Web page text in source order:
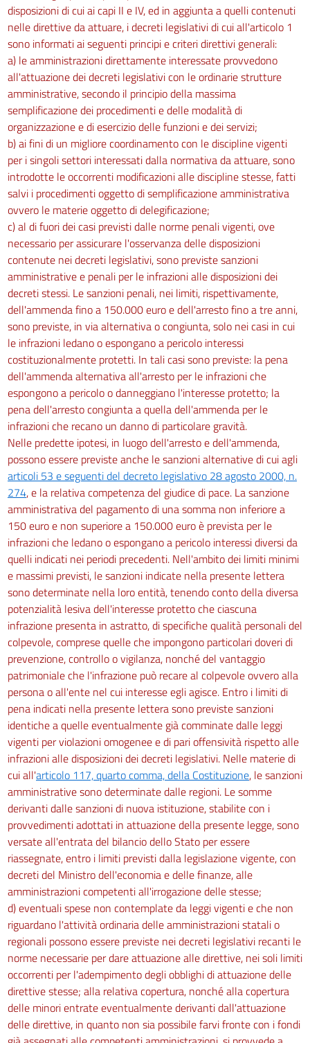
disposizioni di cui ai capi II e IV, ed in aggiunta a quelli contenuti
nelle direttive da attuare, i decreti legislativi di cui all'articolo 1
sono informati ai seguenti principi e criteri direttivi generali:
a) le amministrazioni direttamente interessate provvedono
all'attuazione dei decreti legislativi con le ordinarie strutture
amministrative, secondo il principio della massima
semplificazione dei procedimenti e delle modalità di
organizzazione e di esercizio delle funzioni e dei servizi;
b) ai fini di un migliore coordinamento con le discipline vigenti
per i singoli settori interessati dalla normativa da attuare, sono
introdotte le occorrenti modificazioni alle discipline stesse, fatti
salvi i procedimenti oggetto di semplificazione amministrativa
ovvero le materie oggetto di delegificazione;
c) al di fuori dei casi previsti dalle norme penali vigenti, ove
necessario per assicurare l'osservanza delle disposizioni
contenute nei decreti legislativi, sono previste sanzioni
amministrative e penali per le infrazioni alle disposizioni dei
decreti stessi. Le sanzioni penali, nei limiti, rispettivamente,
dell'ammenda fino a 150.000 euro e dell'arresto fino a tre anni,
sono previste, in via alternativa o congiunta, solo nei casi in cui
le infrazioni ledano o espongano a pericolo interessi
costituzionalmente protetti. In tali casi sono previste: la pena
dell'ammenda alternativa all'arresto per le infrazioni che
espongono a pericolo o danneggiano l'interesse protetto; la
pena dell'arresto congiunta a quella dell'ammenda per le
infrazioni che recano un danno di particolare gravità.
Nelle predette ipotesi, in luogo dell'arresto e dell'ammenda,
possono essere previste anche le sanzioni alternative di cui agli
articoli 53 e seguenti del decreto legislativo 28 agosto 2000, n.
274, e la relativa competenza del giudice di pace. La sanzione
amministrativa del pagamento di una somma non inferiore a
150 euro e non superiore a 150.000 euro è prevista per le
infrazioni che ledano o espongano a pericolo interessi diversi da
quelli indicati nei periodi precedenti. Nell'ambito dei limiti minimi
e massimi previsti, le sanzioni indicate nella presente lettera
sono determinate nella loro entità, tenendo conto della diversa
potenzialità lesiva dell'interesse protetto che ciascuna
infrazione presenta in astratto, di specifiche qualità personali del
colpevole, comprese quelle che impongono particolari doveri di
prevenzione, controllo o vigilanza, nonché del vantaggio
patrimoniale che l'infrazione può recare al colpevole ovvero alla
persona o all'ente nel cui interesse egli agisce. Entro i limiti di
pena indicati nella presente lettera sono previste sanzioni
identiche a quelle eventualmente già comminate dalle leggi
vigenti per violazioni omogenee e di pari offensività rispetto alle
infrazioni alle disposizioni dei decreti legislativi. Nelle materie di
cui all'articolo 117, quarto comma, della Costituzione, le sanzioni
amministrative sono determinate dalle regioni. Le somme
derivanti dalle sanzioni di nuova istituzione, stabilite con i
provvedimenti adottati in attuazione della presente legge, sono
versate all'entrata del bilancio dello Stato per essere
riassegnate, entro i limiti previsti dalla legislazione vigente, con
decreti del Ministro dell'economia e delle finanze, alle
amministrazioni competenti all'irrogazione delle stesse;
d) eventuali spese non contemplate da leggi vigenti e che non
riguardano l'attività ordinaria delle amministrazioni statali o
regionali possono essere previste nei decreti legislativi recanti le
norme necessarie per dare attuazione alle direttive, nei soli limiti
occorrenti per l'adempimento degli obblighi di attuazione delle
direttive stesse; alla relativa copertura, nonché alla copertura
delle minori entrate eventualmente derivanti dall'attuazione
delle direttive, in quanto non sia possibile farvi fronte con i fondi